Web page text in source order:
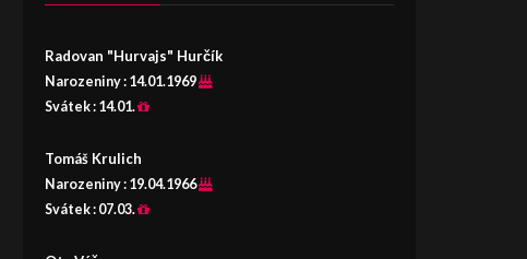
Radovan "Hurvajs" Hurčík
Narozeniny : 14.01.1969
Svátek : 14.01.
Tomáš Krulich
Narozeniny : 19.04.1966
Svátek : 07.03.